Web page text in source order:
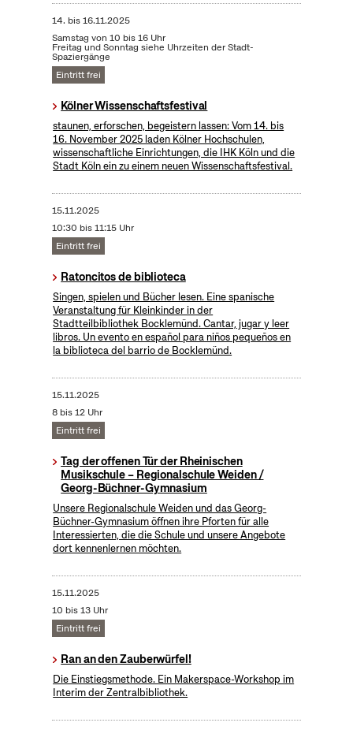
14. bis16.11.2025
Samstag von 10 bis 16 Uhr
Freitag und Sonntag siehe Uhrzeiten der Stadt-
Spaziergänge
Eintritt frei
Kölner Wissenschaftsfestival
staunen, erforschen, begeistern lassen: Vom 14. bis
16. November 2025 laden Kölner Hochschulen,
wissenschaftliche Einrichtungen, die IHK Köln und die
Stadt Köln ein zu einem neuen Wissenschaftsfestival.
15.11.2025
10:30 bis 11:15 Uhr
Eintritt frei
Ratoncitos de biblioteca
Singen, spielen und Bücher lesen. Eine spanische
Veranstaltung für Kleinkinder in der
Stadtteilbibliothek Bocklemünd. Cantar, jugar y leer
libros. Un evento en español para niños pequeños en
la biblioteca del barrio de Bocklemünd.
15.11.2025
8 bis 12 Uhr
Eintritt frei
Tag der offenen Tür der Rheinischen
Musikschule – Regionalschule Weiden /
Georg-Büchner-Gymnasium
Unsere Regionalschule Weiden und das Georg-
Büchner-Gymnasium öffnen ihre Pforten für alle
Interessierten, die die Schule und unsere Angebote
dort kennenlernen möchten.
15.11.2025
10 bis 13 Uhr
Eintritt frei
Ran an den Zauberwürfel!
Die Einstiegsmethode. Ein Makerspace-Workshop im
Interim der Zentralbibliothek.